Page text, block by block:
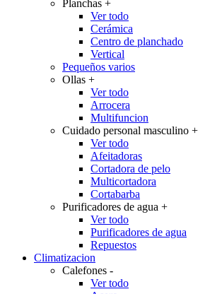
Planchas +
Ver todo
Cerámica
Centro de planchado
Vertical
Pequeños varios
Ollas +
Ver todo
Arrocera
Multifuncion
Cuidado personal masculino +
Ver todo
Afeitadoras
Cortadora de pelo
Multicortadora
Cortabarba
Purificadores de agua +
Ver todo
Purificadores de agua
Repuestos
Climatizacion
Calefones -
Ver todo